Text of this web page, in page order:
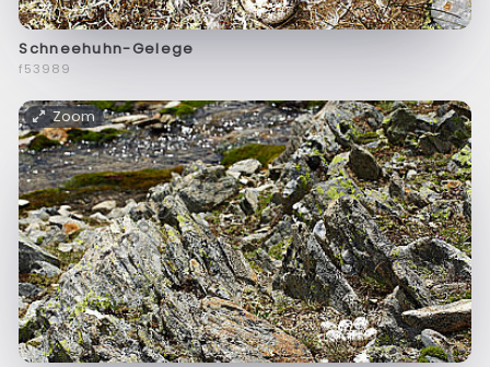
Schneehuhn-Gelege
f53989
Zoom